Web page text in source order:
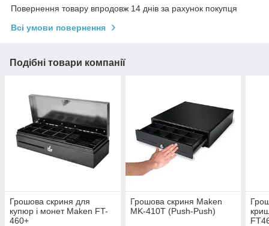
Повернення товару впродовж 14 днів за рахунок покупця
Всі умови повернення
Подібні товари компанії
Грошова скриня для
купюр і монет Maken FT-
460+
Грошова скриня Maken
MK-410T (Push-Push)